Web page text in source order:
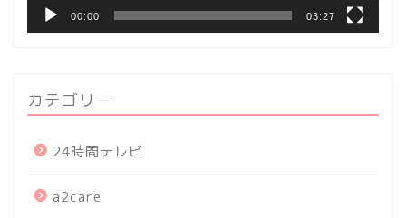
00:00 03:27
カテゴリー
24時間テレビ
a2care